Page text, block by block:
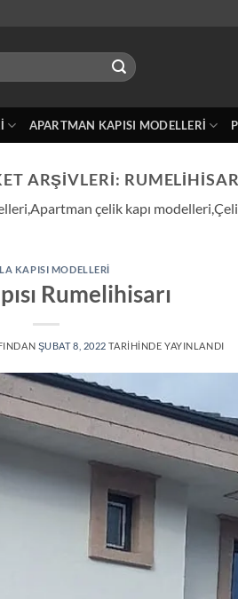
APARTMAN KAPISI MODELLERI
ARŞIVLERI:
çelik kapı
KAPISI MODELLERI
Rumelihisarı
ŞUBAT 8, 2022 TARIHINDE YAYINLANDI